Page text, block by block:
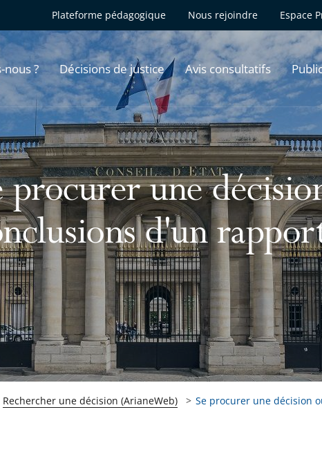
Plateforme pédagogique Nous rejoindre Espace
nous ? Décisions de justice Avis consultatifs
procurer une
d'un
Rechercher une décision (ArianeWeb) Se procurer une décision